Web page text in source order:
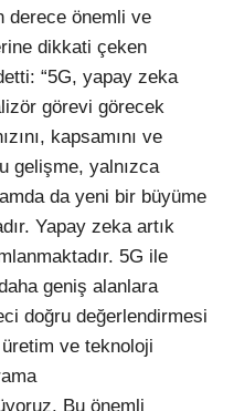
derece önemli ve
dikkati çeken
“5G, yapay zeka
görevi görecek
kapsamını ve
gelişme, yalnızca
da yeni bir büyüme
Yapay zeka artık
5G ile
geniş alanlara
doğru değerlendirmesi
ve teknoloji
Bu önemli